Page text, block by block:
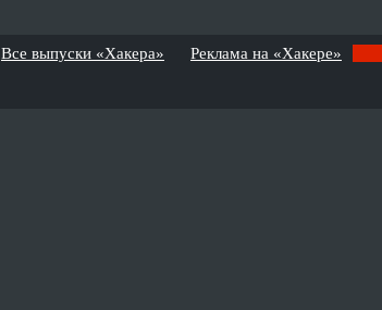
Все выпуски «Хакера» Реклама на «Хакере»